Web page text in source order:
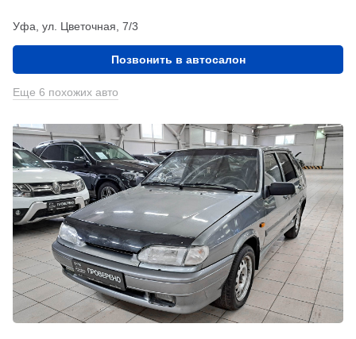
Уфа, ул. Цветочная, 7/3
Позвонить в автосалон
Еще 6 похожих авто